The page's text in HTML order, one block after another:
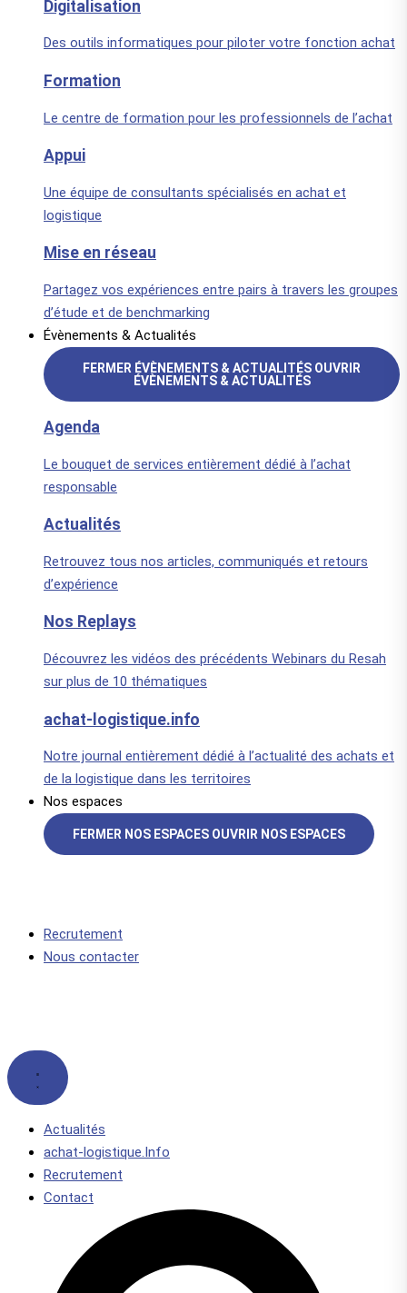
Digitalisation
Des outils informatiques pour piloter votre fonction achat
Formation
Le centre de formation pour les professionnels de l’achat
Appui
Une équipe de consultants spécialisés en achat et
logistique
Mise en réseau
Partagez vos expériences entre pairs à travers les groupes
d’étude et de benchmarking
Évènements & Actualités
FERMER ÉVÈNEMENTS & ACTUALITÉS OUVRIR
ÉVÈNEMENTS & ACTUALITÉS
Agenda
Le bouquet de services entièrement dédié à l’achat
responsable
Actualités
Retrouvez tous nos articles, communiqués et retours
d’expérience
Nos Replays
Découvrez les vidéos des précédents Webinars du Resah
sur plus de 10 thématiques
achat-logistique.info
Notre journal entièrement dédié à l’actualité des achats et
de la logistique dans les territoires
Nos espaces
FERMER NOS ESPACES OUVRIR NOS ESPACES
Recrutement
Nous contacter
Actualités
achat-logistique.Info
Recrutement
Contact